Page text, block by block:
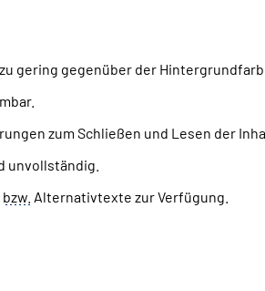
gering gegenüber der
zum Schließen und Lesen der
unvollständig.
bzw. Alternativtexte zur Verfügung.